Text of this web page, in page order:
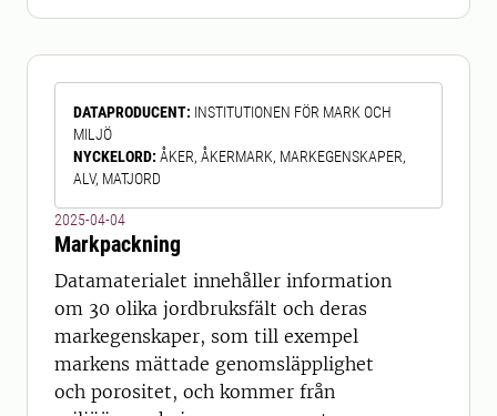
näringsämnen. Två viktiga faktorer
som styr den så kallade
näringsämnesretentionen är
våtmarkens storlek och hur mycket
näringsämnen den tar emot. Den här
DATAPRODUCENT: INSTITUTIONEN FÖR MARK OCH
MILJÖ
NYCKELORD: ÅKER, ÅKERMARK, MARKEGENSKAPER,
ALV, MATJORD
2025-04-04
Markpackning
Datamaterialet innehåller information
om 30 olika jordbruksfält och deras
markegenskaper, som till exempel
markens mättade genomsläpplighet
och porositet, och kommer från